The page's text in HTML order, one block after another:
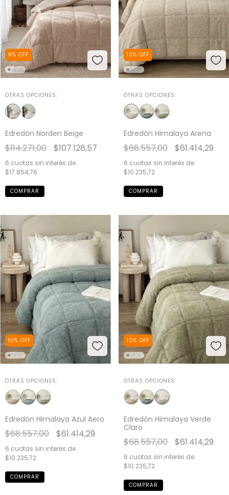
6% OFF
OTRAS OPCIONES:
Edredón Norden Beige
$114.271,00 $107.128,57
6 cuotas sin interés de
$17.854,76
COMPRAR
10% OFF
OTRAS OPCIONES:
Edredón Himalaya Arena
$68.557,00 $61.414,29
6 cuotas sin interés de
$10.235,72
COMPRAR
10% OFF
OTRAS OPCIONES:
Edredón Himalaya Azul Aero
$68.557,00 $61.414,29
6 cuotas sin interés de
$10.235,72
COMPRAR
10% OFF
OTRAS OPCIONES:
Edredón Himalaya Verde
Claro
$68.557,00 $61.414,29
6 cuotas sin interés de
$10.235,72
COMPRAR